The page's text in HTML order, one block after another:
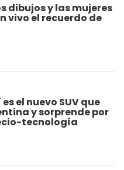
dibujos y las mujeres
vivo el recuerdo de
el nuevo SUV que
y sorprende por
tecnología